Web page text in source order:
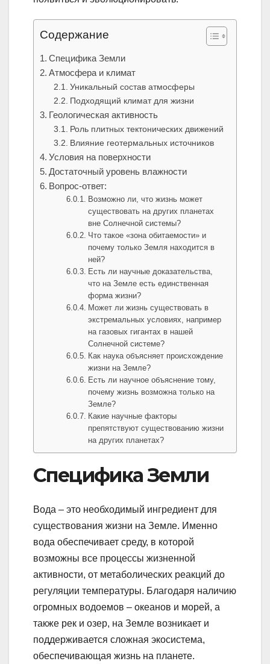
Содержание
Специфика Земли
Атмосфера и климат
Уникальный состав атмосферы
Подходящий климат для жизни
Геологическая активность
Роль плитных тектонических движений
Влияние геотермальных источников
Условия на поверхности
Достаточный уровень влажности
Вопрос-ответ:
Возможно ли, что жизнь может
существовать на других планетах
вне Солнечной системы?
Что такое «зона обитаемости» и
почему только Земля находится в
ней?
Есть ли научные доказательства,
что на Земле есть единственная
форма жизни?
Может ли жизнь существовать в
экстремальных условиях, например
на газовых гигантах в нашей
Солнечной системе?
Как наука объясняет происхождение
жизни на Земле?
Есть ли научное объяснение тому,
почему жизнь возможна только на
Земле?
Какие научные факторы
препятствуют существованию жизни
на других планетах?
Специфика Земли
Вода – это необходимый ингредиент для
существования жизни на Земле. Именно
вода обеспечивает среду, в которой
возможны все процессы жизненной
активности, от метаболических реакций до
регуляции температуры. Благодаря наличию
огромных водоемов – океанов и морей, а
также рек и озер, на Земле возникает и
поддерживается сложная экосистема,
обеспечивающая жизнь на планете.